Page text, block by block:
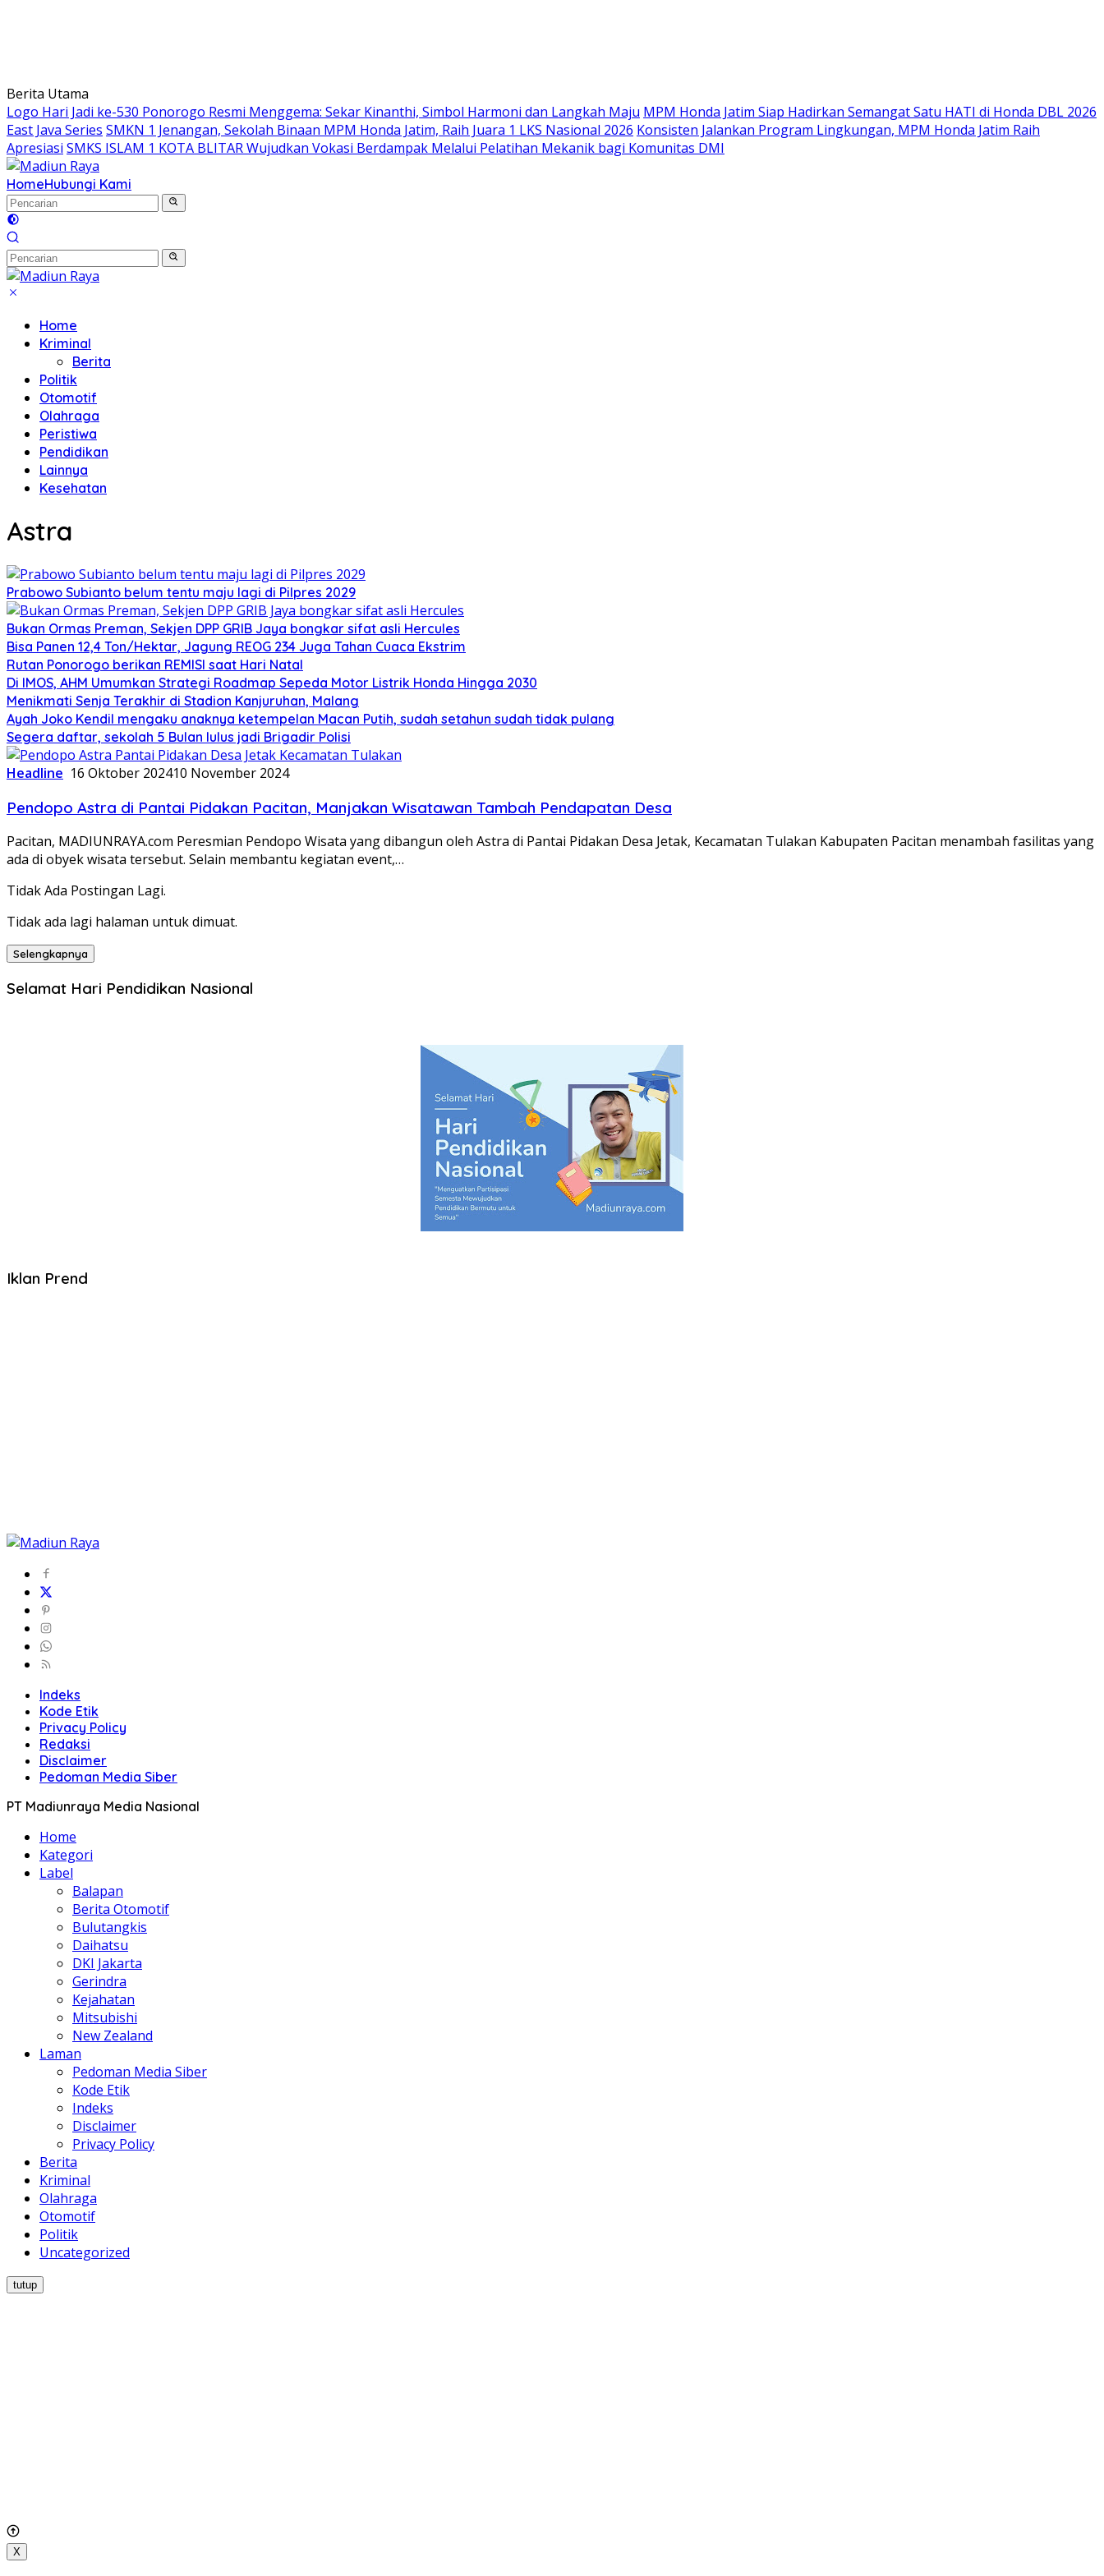
Berita Utama
Logo Hari Jadi ke-530 Ponorogo Resmi Menggema: Sekar Kinanthi, Simbol Harmoni dan Langkah Maju MPM Honda Jatim Siap Hadirkan Semangat Satu HATI di Honda DBL 2026
East Java Series SMKN 1 Jenangan, Sekolah Binaan MPM Honda Jatim, Raih Juara 1 LKS Nasional 2026 Konsisten Jalankan Program Lingkungan, MPM Honda Jatim Raih
Apresiasi SMKS ISLAM 1 KOTA BLITAR Wujudkan Vokasi Berdampak Melalui Pelatihan Mekanik bagi Komunitas DMI
HomeHubungi Kami
Home
Kriminal
Berita
Politik
Otomotif
Olahraga
Peristiwa
Pendidikan
Lainnya
Kesehatan
Astra
Prabowo Subianto belum tentu maju lagi di Pilpres 2029
Bukan Ormas Preman, Sekjen DPP GRIB Jaya bongkar sifat asli Hercules
Bisa Panen 12,4 Ton/Hektar, Jagung REOG 234 Juga Tahan Cuaca Ekstrim
Rutan Ponorogo berikan REMISI saat Hari Natal
Di IMOS, AHM Umumkan Strategi Roadmap Sepeda Motor Listrik Honda Hingga 2030
Menikmati Senja Terakhir di Stadion Kanjuruhan, Malang
Ayah Joko Kendil mengaku anaknya ketempelan Macan Putih, sudah setahun sudah tidak pulang
Segera daftar, sekolah 5 Bulan lulus jadi Brigadir Polisi
Headline 16 Oktober 202410 November 2024
Pendopo Astra di Pantai Pidakan Pacitan, Manjakan Wisatawan Tambah Pendapatan Desa
Pacitan, MADIUNRAYA.com Peresmian Pendopo Wisata yang dibangun oleh Astra di Pantai Pidakan Desa Jetak, Kecamatan Tulakan Kabupaten Pacitan menambah fasilitas yang
ada di obyek wisata tersebut. Selain membantu kegiatan event,…
Tidak Ada Postingan Lagi.
Tidak ada lagi halaman untuk dimuat.
Selengkapnya
Selamat Hari Pendidikan Nasional
Iklan Prend
Indeks
Kode Etik
Privacy Policy
Redaksi
Disclaimer
Pedoman Media Siber
PT Madiunraya Media Nasional
Home
Kategori
Label
Balapan
Berita Otomotif
Bulutangkis
Daihatsu
DKI Jakarta
Gerindra
Kejahatan
Mitsubishi
New Zealand
Laman
Pedoman Media Siber
Kode Etik
Indeks
Disclaimer
Privacy Policy
Berita
Kriminal
Olahraga
Otomotif
Politik
Uncategorized
tutup
X